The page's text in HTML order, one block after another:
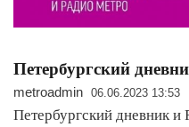
Петербургский
metroadmin 06.06.2023 13:53
Петербургский дневник